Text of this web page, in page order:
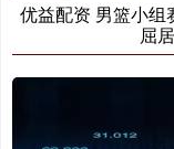
优益配资 男篮小组
屈